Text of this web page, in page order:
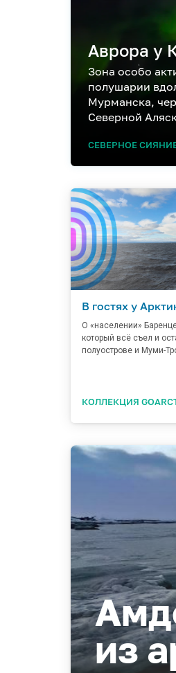
Аврора у
Зона особо
полушарии
Мурманска,
Северной
СЕВЕРНОЕ
В гостях у
О «населении»
который всё съел и
полуострове и Муми-
КОЛЛЕКЦИЯ
из